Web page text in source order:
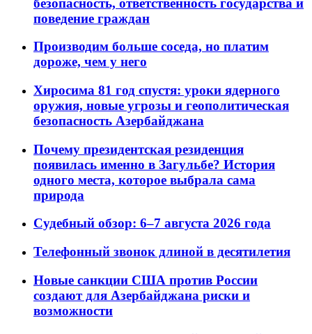
поведение граждан
Производим больше соседа, но платим
дороже, чем у него
Хиросима 81 год спустя: уроки ядерного
оружия, новые угрозы и геополитическая
безопасность Азербайджана
Почему президентская резиденция
появилась именно в Загульбе? История
одного места, которое выбрала сама
природа
Судебный обзор: 6–7 августа 2026 года
Телефонный звонок длиной в десятилетия
Новые санкции США против России
создают для Азербайджана риски и
возможности